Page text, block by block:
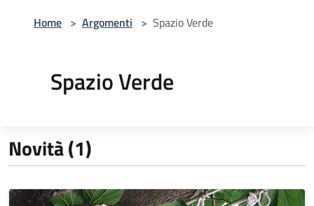
Home > Argomenti > Spazio Verde
Spazio Verde
Novità (1)